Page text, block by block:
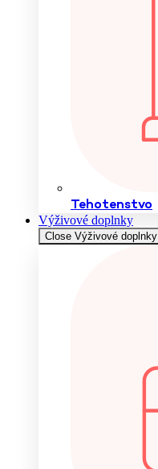
Tehotenstvo
Výživové doplnky
Close Výživové doplnky